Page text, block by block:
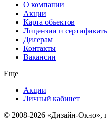
О компании
Акции
Карта объектов
Лицензии и
Дилерам
Контакты
Вакансии
Еще
Акции
Личный кабинет
© 2008-2026 «Дизайн-Окно»,